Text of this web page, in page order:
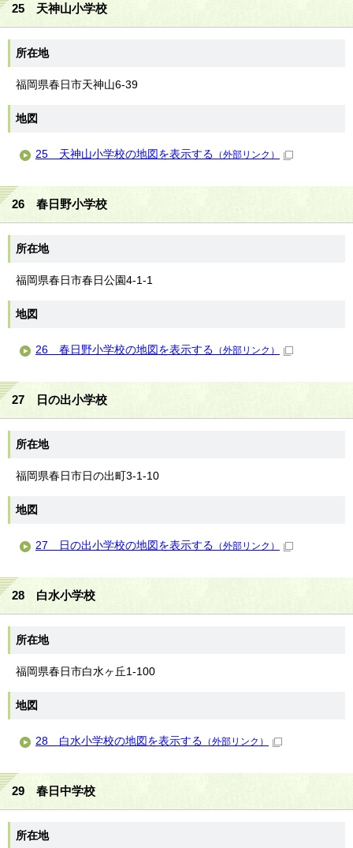
25 天神山小学校
所在地
福岡県春日市天神山6-39
地図
25 天神山小学校の地図を表示する （外部リンク）
26 春日野小学校
所在地
福岡県春日市春日公園4-1-1
地図
26 春日野小学校の地図を表示する （外部リンク）
27 日の出小学校
所在地
福岡県春日市日の出町3-1-10
地図
27 日の出小学校の地図を表示する （外部リンク）
28 白水小学校
所在地
福岡県春日市白水ヶ丘1-100
地図
28 白水小学校の地図を表示する （外部リンク）
29 春日中学校
所在地